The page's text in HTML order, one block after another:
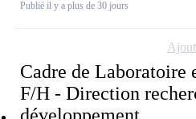
Publié il y a plus de 30 jours
Cadre de Laboratoire
F/H - Direction